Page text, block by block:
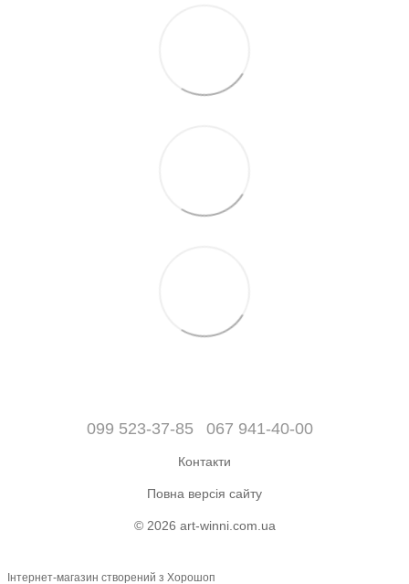
099 523-37-85 067 941-40-00
Контакти
Повна версія сайту
© 2026 art-winni.com.ua
Інтернет-магазин створений з Хорошоп